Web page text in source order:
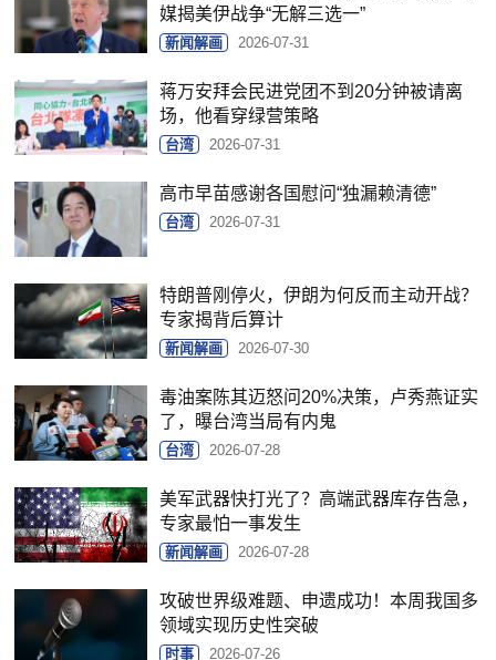
媒揭美伊战争“无解三选一”
新闻解画 2026-07-31
蒋万安拜会民进党团不到20分钟被请离
场，他看穿绿营策略
台湾 2026-07-31
高市早苗感谢各国慰问“独漏赖清德”
台湾 2026-07-31
特朗普刚停火，伊朗为何反而主动开战？
专家揭背后算计
新闻解画 2026-07-30
毒油案陈其迈怒问20%决策，卢秀燕证实
了，曝台湾当局有内鬼
台湾 2026-07-28
美军武器快打光了？高端武器库存告急，
专家最怕一事发生
新闻解画 2026-07-28
攻破世界级难题、申遗成功！本周我国多
领域实现历史性突破
时事 2026-07-26